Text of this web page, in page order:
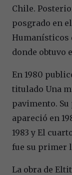
Chile.
posgrado en
Humanísticos
donde obtuvo
En 1980
titulado Una
pavimento.
apareció en
1983 y El
fue su primer
La obra de